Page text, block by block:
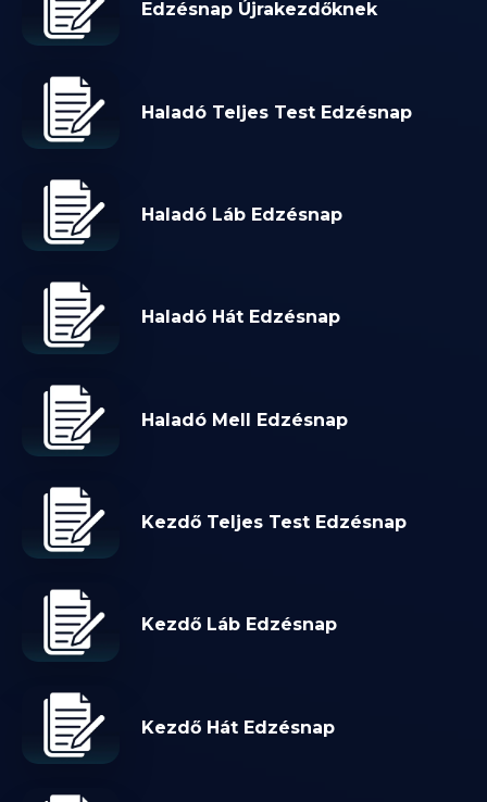
Edzésnap Újrakezdőknek
Haladó Teljes Test Edzésnap
Haladó Láb Edzésnap
Haladó Hát Edzésnap
Haladó Mell Edzésnap
Kezdő Teljes Test Edzésnap
Kezdő Láb Edzésnap
Kezdő Hát Edzésnap